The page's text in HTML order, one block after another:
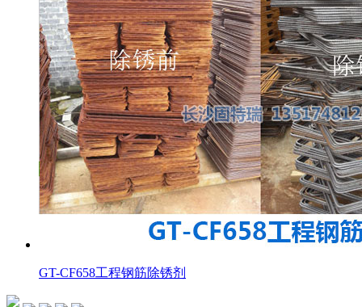
GT-CF658工程钢筋除锈剂